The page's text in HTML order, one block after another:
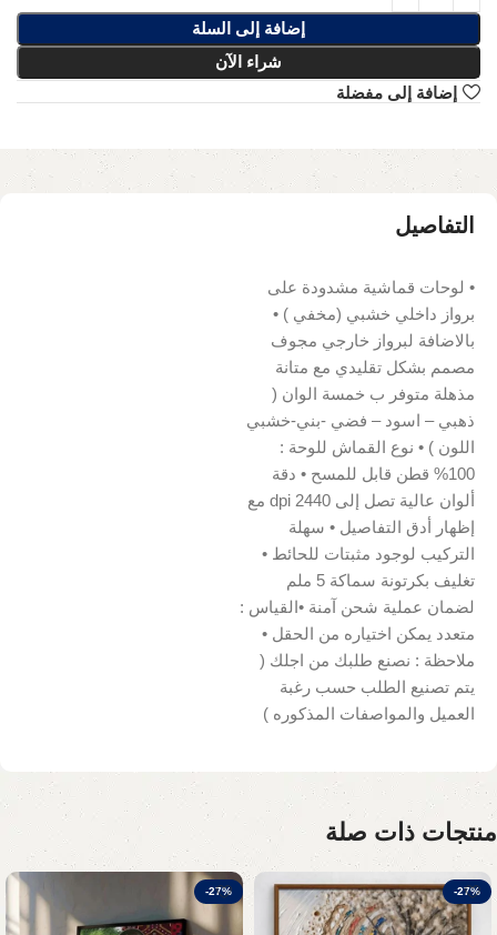
إضافة إلى السلة
شراء الآن
إضافة إلى مفضلة
التفاصيل
• لوحات قماشية مشدودة على
برواز داخلي خشبي (مخفي ) •
بالاضافة لبرواز خارجي مجوف
مصمم بشكل تقليدي مع متانة
مذهلة متوفر ب خمسة الوان (
ذهبي – اسود – فضي -بني-خشبي
اللون ) • نوع القماش للوحة :
100% قطن قابل للمسح • دقة
ألوان عالية تصل إلى 2440 dpi مع
إظهار أدق التفاصيل • سهلة
التركيب لوجود مثبتات للحائط •
تغليف بكرتونة سماكة 5 ملم
لضمان عملية شحن آمنة •القياس :
متعدد يمكن اختياره من الحقل •
ملاحظة : نصنع طلبك من اجلك (
يتم تصنيع الطلب حسب رغبة
العميل والمواصفات المذكوره )
منتجات ذات صلة
-27%
-27%